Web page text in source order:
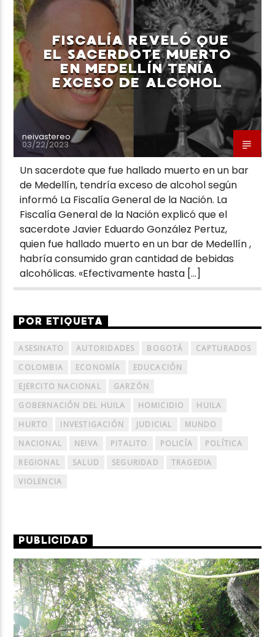
Neiva Estereo
FISCALÍA REVELÓ QUE
EL SACERDOTE MUERTO
EN MEDELLÍN TENÍA
EXCESO DE ALCOHOL
neivastereo
03/22/2023
Un sacerdote que fue hallado muerto en un bar
de Medellín, tendría exceso de alcohol según
informó La Fiscalía General de la Nación. La
Fiscalía General de la Nación explicó que el
sacerdote Javier Eduardo González Pertuz,
quien fue hallado muerto en un bar de Medellín ,
habría consumido gran cantidad de bebidas
alcohólicas. «Efectivamente hasta […]
POR ETIQUETA
ASESINATO AUTORIDADES BOGOTÁ
CAPTURADOS
COLOMBIA
ECONOMÍA
EDUCACIÓN
EJERCITO NACIONAL
GARZÓN
GOBERNACIÓN DEL HUILA
HOMICIDIO
HUILA
HURTO
INVESTIGACIÓN JUDICIAL
MUNDO
NACIONAL
NEIVA PITALITO POLICÍA
POLÍTICA
REGIONAL
SALUD SEGURIDAD
TRAGEDIA
VIOLENCIA
PUBLICIDAD